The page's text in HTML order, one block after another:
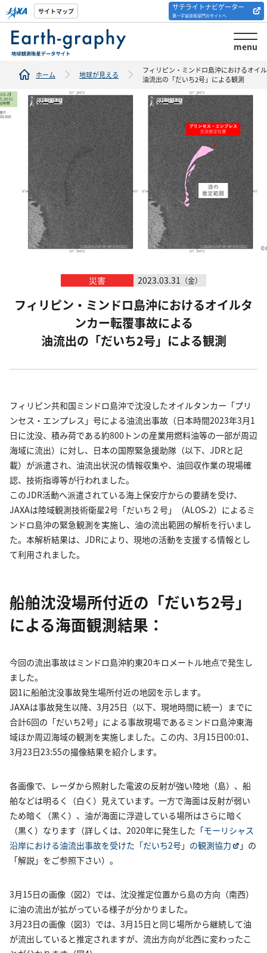
サイトマップ サテライトナビゲーター
第一宇宙技術部門のサイトへ
menu
解析ツール/サイトの
紹介
ホーム 地球が見える
フィリピン・ミンドロ島沖におけるオイ
油流出の「だいち2号」による観測
災害 2023.03.31 （金）
フィリピン・ミンドロ島沖におけるオイルタ
ンカー転覆事故による
油流出の「だいち2号」による観測
フィリピン共和国ミンドロ島沖で沈没したオイルタンカー「プリ
ンセス・エンプレス」号による油流出事故（日本時間2023年3月1
日に沈没、積み荷である約800トンの産業用燃料油等の一部が周辺
海域に流出）に対し、日本の国際緊急援助隊（以下、JDRと記
載）が派遣され、油流出状況の情報収集や、油回収作業の現場確
認、技術指導等が行われました。
このJDR活動へ派遣されている海上保安庁からの要請を受け、
JAXAは陸域観測技術衛星2号「だいち２号」（ALOS-2）によるミ
ンドロ島沖の緊急観測を実施し、油の流出範囲の解析を行いまし
た。本解析結果は、JDRにより、現地の活動を支援する情報とし
て利用されました。
船舶沈没場所付近の「だいち2号」
による海面観測結果：
今回の流出事故はミンドロ島沖約東20キロメートル地点で発生し
ました。
図1に船舶沈没事故発生場所付近の地図を示します。
JAXAは事故発生以降、3月25日（以下、現地時間に統一）までに
合計6回の「だいち2号」による事故現場であるミンドロ島沖東海
域ほか周辺海域の観測を実施しました。この内、3月15日00:01、
3月23日23:55の撮像結果を紹介します。
各画像で、レーダから照射した電波の反射が強い陸地（島）、船
舶などは明るく（白く）見えています。一方で海面は反射が弱い
ため暗く（黒く）、油が海面に浮遊している場所はさらに暗く
（黒く）なります（詳しくは、2020年に発生した「モーリシャス
沿岸における油流出事故を受けた「だいち2号」の観測協力
」の
「解説」をご参照下さい）。
3月15日の画像（図2）では、沈没推定位置から島の方向（南西）
に油の流出が拡がっている様子が分かりました。
3月23日の画像（図3）では、3月15日と同じ場所から継続して油
が流出していると推定されますが、流出方向が北西に変わったこ